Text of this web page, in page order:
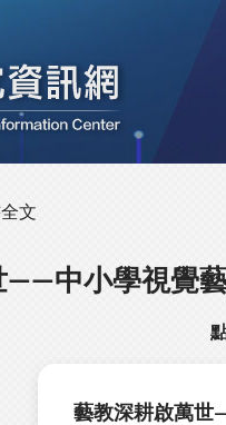
文
中小學視覺藝
藝教深耕啟萬世